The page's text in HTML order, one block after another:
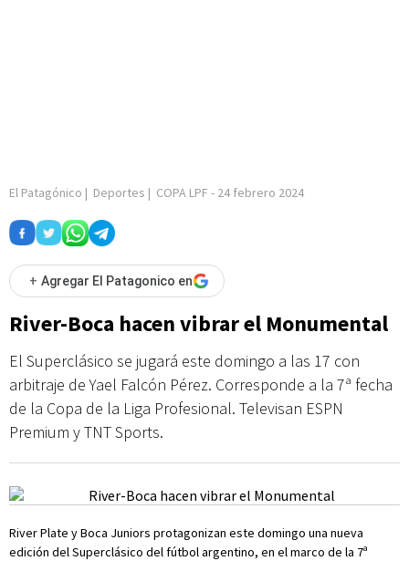
El Patagónico | Deportes | COPA LPF - 24 febrero 2024
+ Agregar El Patagonico en
River-Boca hacen vibrar el Monumental
El Superclásico se jugará este domingo a las 17 con
arbitraje de Yael Falcón Pérez. Corresponde a la 7ª fecha
de la Copa de la Liga Profesional. Televisan ESPN
Premium y TNT Sports.
River Plate y Boca Juniors protagonizan este domingo una nueva
edición del Superclásico del fútbol argentino, en el marco de la 7ª